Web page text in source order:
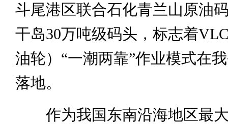
斗尾港区联合石化青兰山原油
干岛30万吨级码头，标志着
油轮）“一潮两靠”作业模式在
落地。
作为我国东南沿海地区最大